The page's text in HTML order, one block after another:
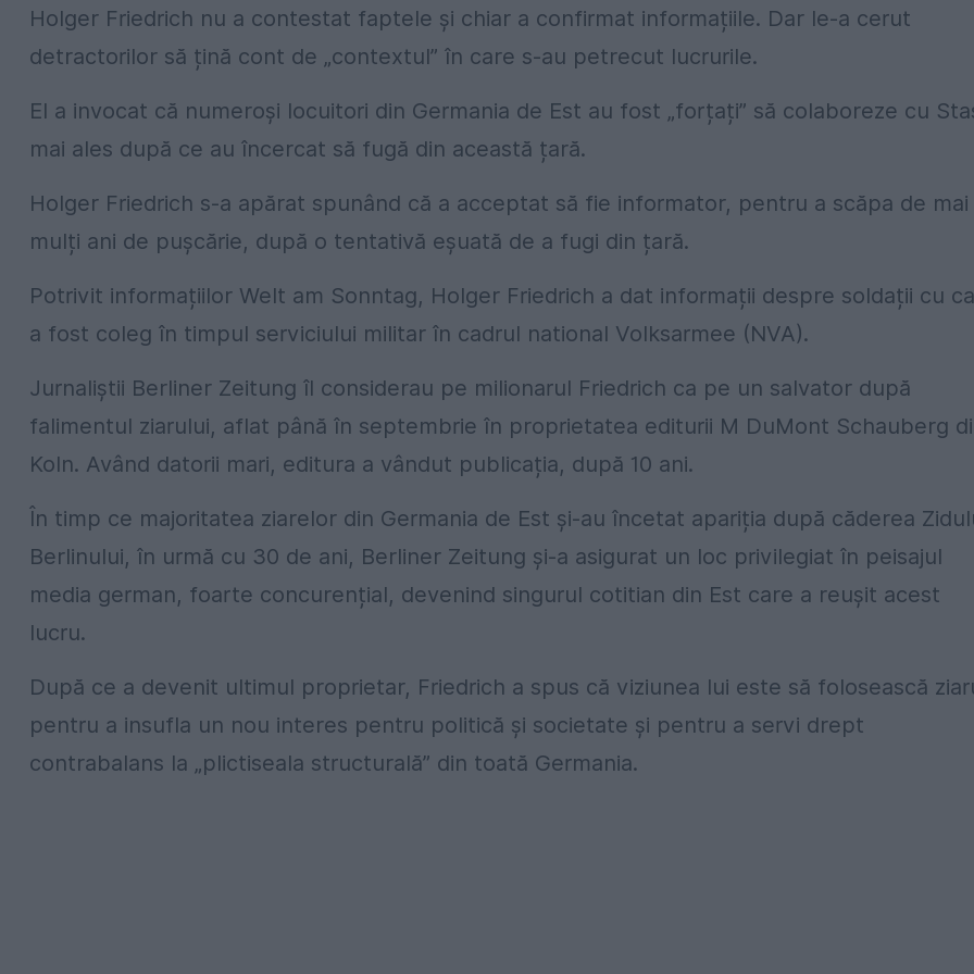
Holger Friedrich nu a contestat faptele și chiar a confirmat informațiile. Dar le-a cerut
detractorilor să țină cont de „contextul” în care s-au petrecut lucrurile.
El a invocat că numeroși locuitori din Germania de Est au fost „forțați” să colaboreze cu
mai ales după ce au încercat să fugă din această țară.
Holger Friedrich s-a apărat spunând că a acceptat să fie informator, pentru a scăpa de mai
mulți ani de pușcărie, după o tentativă eșuată de a fugi din țară.
Potrivit informațiilor Welt am Sonntag, Holger Friedrich a dat informații despre soldații cu
a fost coleg în timpul serviciului militar în cadrul national Volksarmee (NVA).
Jurnaliștii Berliner Zeitung îl considerau pe milionarul Friedrich ca pe un salvator după
falimentul ziarului, aflat până în septembrie în proprietatea editurii M DuMont Schauberg
Koln. Având datorii mari, editura a vândut publicația, după 10 ani.
În timp ce majoritatea ziarelor din Germania de Est și-au încetat apariția după căderea
Berlinului, în urmă cu 30 de ani, Berliner Zeitung și-a asigurat un loc privilegiat în peisajul
media german, foarte concurențial, devenind singurul cotitian din Est care a reușit acest
lucru.
După ce a devenit ultimul proprietar, Friedrich a spus că viziunea lui este să folosească
pentru a insufla un nou interes pentru politică și societate și pentru a servi drept
contrabalans la „plictiseala structurală” din toată Germania.